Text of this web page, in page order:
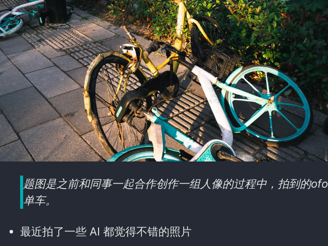
题图是之前和同事一起合作创作一组人像的过程中，拍到的ofo
单车。
最近拍了一些 AI 都觉得不错的照片